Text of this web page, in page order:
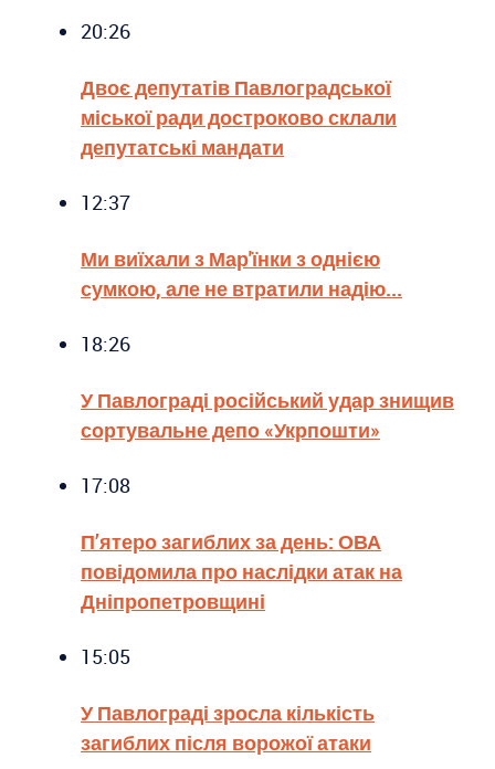
20:26
Двоє депутатів Павлоградської
міської ради достроково склали
депутатські мандати
12:37
Ми виїхали з Мар'їнки з однією
сумкою, але не втратили надію...
18:26
У Павлограді російський удар знищив
сортувальне депо «Укрпошти»
17:08
П’ятеро загиблих за день: ОВА
повідомила про наслідки атак на
Дніпропетровщині
15:05
У Павлограді зросла кількість
загиблих після ворожої атаки